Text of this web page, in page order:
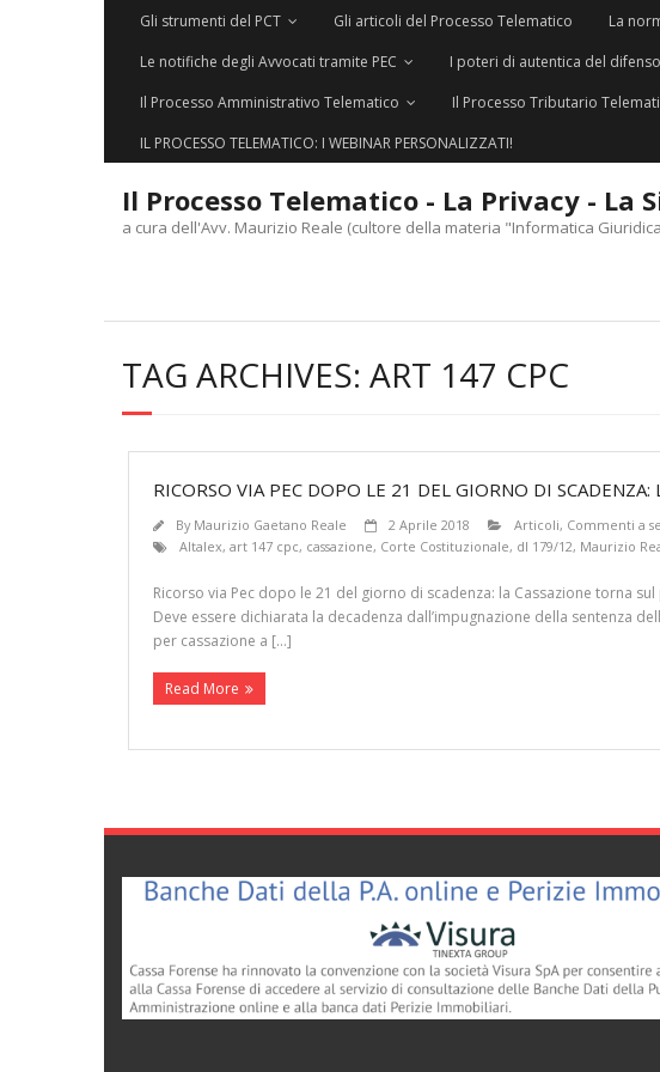
Gli strumenti del PCT Gli articoli del Processo Telematico La
Le notifiche degli Avvocati tramite PEC
I poteri di autentica del
Il Processo Amministrativo Telematico
Il Processo Tributario
IL PROCESSO TELEMATICO: I WEBINAR PERSONALIZZATI!
Il Processo Telematico - La Privacy - La
a cura dell'Avv. Maurizio Reale (cultore della materia "Informatica
TAG ARCHIVES: ART 147 CPC
RICORSO VIA PEC DOPO LE 21 DEL GIORNO DI
By Maurizio Gaetano Reale 2 Aprile 2018 Articoli, Commenti a
Altalex, art 147 cpc, cassazione, Corte Costituzionale, dl 179/12, Maurizio
Ricorso via Pec dopo le 21 del giorno di scadenza: la Cassazione torna
Deve essere dichiarata la decadenza dall’impugnazione della sentenza
per cassazione a […]
Read More